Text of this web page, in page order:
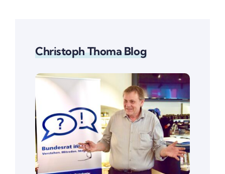
Christoph Thoma Blog